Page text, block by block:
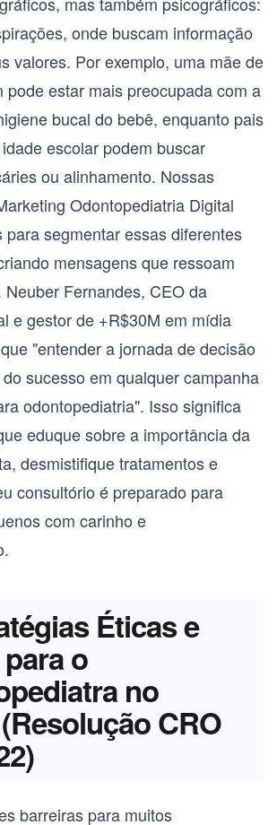
onde buscam informação
valores. Por exemplo, uma mãe de
pode estar mais preocupada com a
bucal do bebê, enquanto pais
escolar podem buscar
ou alinhamento. Nossas
Odontopediatria Digital
segmentar essas diferentes
mensagens que ressoam
Neuber Fernandes, CEO da
e gestor de +R$30M em mídia
"entender a jornada de decisão
sucesso em qualquer campanha
odontopediatria". Isso significa
eduque sobre a importância da
desmistifique tratamentos e
consultório é preparado para
com carinho e
Éticas e
o
no
CRO
barreiras para muitos